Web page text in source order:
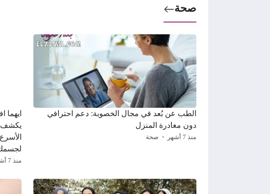
صحة
الطب عن بُعد في مجال الخصوبة: دعم احترافي
دون مغادرة المنزل
منذ 7 أشهر صحة
يكشف
منذ 7 أشهر